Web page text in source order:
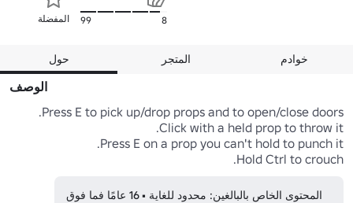
المفضلة 99 8
حول المتجر خوادم
الوصف
Hold Ctrl to crouch.
المحتوى الخاص بالبالغين: محدود للغاية • 16 عامًا فما فوق